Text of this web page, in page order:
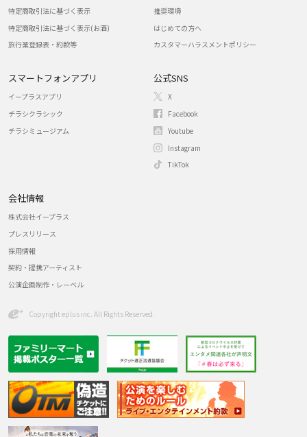
特定商取引法に基づく表示
特定商取引法に基づく表示(お酒)
旅行業登録表・約款等
推奨環境
はじめての方へ
カスタマーハラスメントポリシー
スマートフォンアプリ
イープラスアプリ
チラシクラシック
チラシミュージアム
公式SNS
X
Facebook
Youtube
Instagram
TikTok
会社情報
株式会社イープラス
プレスリリース
採用情報
契約・提携アーティスト
公演企画制作・レーベル
Copyright eplus inc. All Rights Reserved.